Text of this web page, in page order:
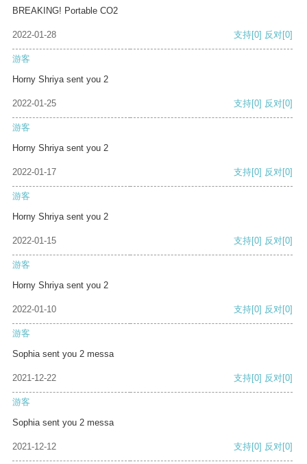
BREAKING! Portable CO2
2022-01-28 支持[0] 反对[0]
游客
Horny Shriya sent you 2
2022-01-25 支持[0] 反对[0]
游客
Horny Shriya sent you 2
2022-01-17 支持[0] 反对[0]
游客
Horny Shriya sent you 2
2022-01-15 支持[0] 反对[0]
游客
Horny Shriya sent you 2
2022-01-10 支持[0] 反对[0]
游客
Sophia sent you 2 messa
2021-12-22 支持[0] 反对[0]
游客
Sophia sent you 2 messa
2021-12-12 支持[0] 反对[0]